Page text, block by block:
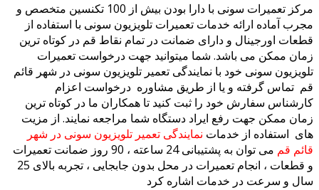
مرکز تعمیرات سونی با دارا بودن بیش از 100 تکنسین متخصص و
آماده ارائه خدمات تعمیرات تلویزیون سونی با استفاده از
اورجینال و دارای ضمانت در تمام نقاط قم در کوتاه ترین
ممکن می باشد. شما میتوانید جهت درخواست تعمیرات
سونی خود با نمایندگی تعمیر تلویزیون سونی در شهر قائم
تماس گرفته و یا از طریق مشاوره درخواست اعزام
سفارش خود را ثبت کنید تا همکاران ما در کوتاه ترین
ممکن جهت رفع ایراد دستگاه شما مراجعه نمایند. از مزیت
استفاده از خدماتنمایندگی تعمیر تلویزیون سونی در شهر
قم
می توان به پشتیبانی 24 ساعته ، 90 روز ضمانت تعمیرات
و قطعات ، انجام تعمیرات در محل بدون جابجایی ، تجربه بالای 25
و سرعت در خدمات اشاره کرد